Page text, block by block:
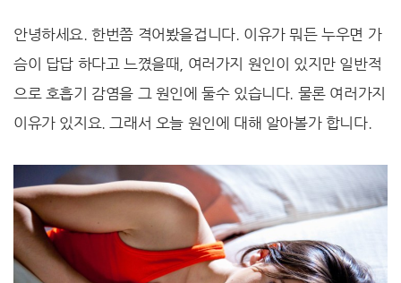
안녕하세요. 한번쯤 격어봤을겁니다. 이유가 뭐든 누우면 가
슴이 답답 하다고 느꼈을때, 여러가지 원인이 있지만 일반적
으로 호흡기 감염을 그 원인에 둘수 있습니다. 물론 여러가지
이유가 있지요. 그래서 오늘 원인에 대해 알아볼가 합니다.